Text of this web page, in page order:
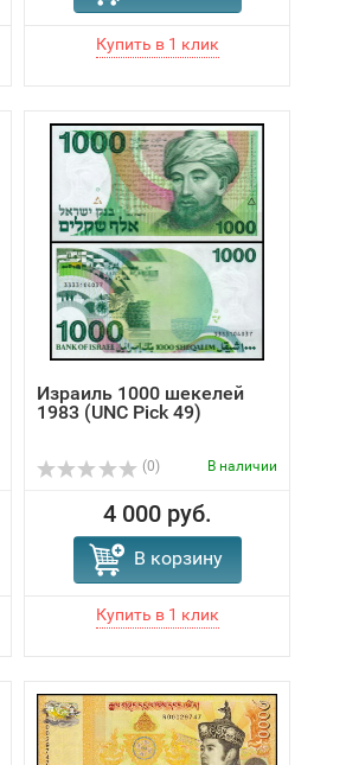
Израиль 1000 шекелей
1983 (UNC Pick 49)
(0) В наличии
4 000 руб.
В корзину